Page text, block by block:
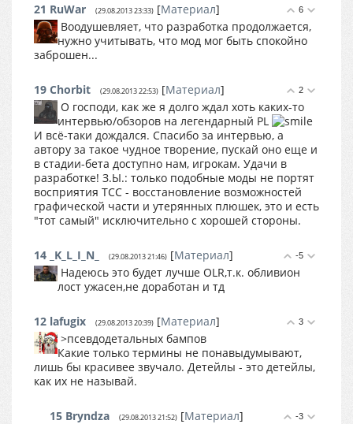
6
21 RuWar (29.08.2013 23:33) [Материал]
Воодушевляет, что разработка продолжается,
нужно учитывать, что мод мог быть спокойно
заброшен...
2
19 Chorbit (29.08.2013 22:53) [Материал]
О господи, как же я долго ждал хоть каких-то
интервью/обзоров на легендарный PL
И всё-таки дождался. Спасибо за интервью, а
автору за такое чудное творение, пускай оно еще и
в стадии-бета доступно нам, игрокам. Удачи в
разработке! З.Ы.: только подобные моды не портят
восприятия ТСС - восстановление возможностей
графической части и утерянных плюшек, это и есть
"тот самый" исключительно с хорошей стороны.
-5
14 _K_L_I_N_ (29.08.2013 21:46) [Материал]
Надеюсь это будет лучше OLR,т.к. обливион
лост ужасен,не доработан и тд
3
12 lafugix (29.08.2013 20:39) [Материал]
>псевдодетальных бампов
Какие только термины не понавыдумывают,
лишь бы красивее звучало. Детейлы - это детейлы,
как их не называй.
-3
15 Bryndza (29.08.2013 21:52) [Материал]